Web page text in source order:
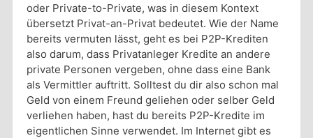
oder Private-to-Private, was in diesem Kontext
übersetzt Privat-an-Privat bedeutet. Wie der Name
bereits vermuten lässt, geht es bei P2P-Krediten
also darum, dass Privatanleger Kredite an andere
private Personen vergeben, ohne dass eine Bank
als Vermittler auftritt. Solltest du dir also schon mal
Geld von einem Freund geliehen oder selber Geld
verliehen haben, hast du bereits P2P-Kredite im
eigentlichen Sinne verwendet. Im Internet gibt es